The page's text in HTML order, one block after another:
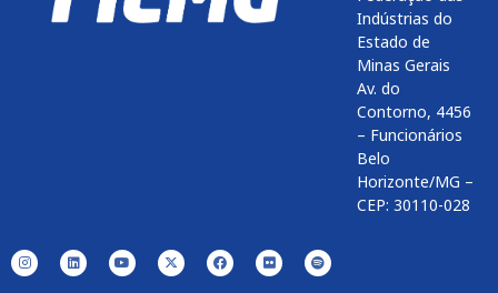
Indústrias do
Estado de
Minas Gerais
Av. do
Contorno, 4456
– Funcionários
Belo
Horizonte/MG –
CEP: 30110-028